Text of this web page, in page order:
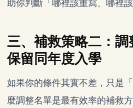
助你判斷「哪裡該重寫、哪裡該
三、補救策略二：調
保留同年度入學
如果你的條件其實不差，只是
麼調整名單是最有效率的補救方